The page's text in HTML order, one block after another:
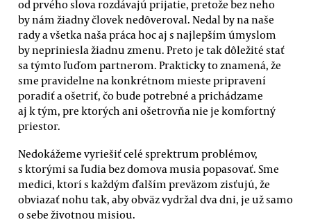
od prvého slova rozdávajú prijatie, pretože bez neho
by nám žiadny človek nedôveroval. Nedal by na naše
rady a všetka naša práca hoc aj s najlepším úmyslom
by nepriniesla žiadnu zmenu. Preto je tak dôležité stať
sa týmto ľuďom partnerom. Prakticky to znamená, že
sme pravidelne na konkrétnom mieste pripravení
poradiť a ošetriť, čo bude potrebné a prichádzame
aj k tým, pre ktorých ani ošetrovňa nie je komfortný
priestor.
Nedokážeme vyriešiť celé sprektrum problémov,
s ktorými sa ľudia bez domova musia popasovať. Sme
medici, ktorí s každým ďalším preväzom zisťujú, že
obviazať nohu tak, aby obväz vydržal dva dni, je už samo
o sebe životnou misiou.